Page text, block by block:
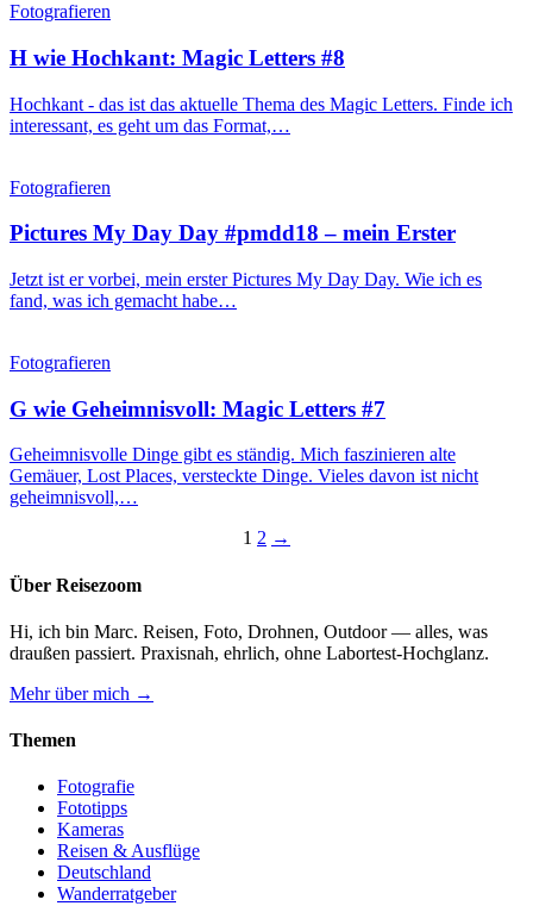
Fotografieren
H wie Hochkant: Magic Letters #8
Hochkant - das ist das aktuelle Thema des Magic Letters. Finde ich
interessant, es geht um das Format,…
Fotografieren
Pictures My Day Day #pmdd18 – mein Erster
Jetzt ist er vorbei, mein erster Pictures My Day Day. Wie ich es
fand, was ich gemacht habe…
Fotografieren
G wie Geheimnisvoll: Magic Letters #7
Geheimnisvolle Dinge gibt es ständig. Mich faszinieren alte
Gemäuer, Lost Places, versteckte Dinge. Vieles davon ist nicht
geheimnisvoll,…
Seitennummerierung
1 2 →
Über Reisezoom
Hi, ich bin Marc. Reisen, Foto, Drohnen, Outdoor — alles, was
draußen passiert. Praxisnah, ehrlich, ohne Labortest-Hochglanz.
Mehr über mich →
Themen
Fotografie
Fototipps
Kameras
Reisen & Ausflüge
Deutschland
Wanderratgeber